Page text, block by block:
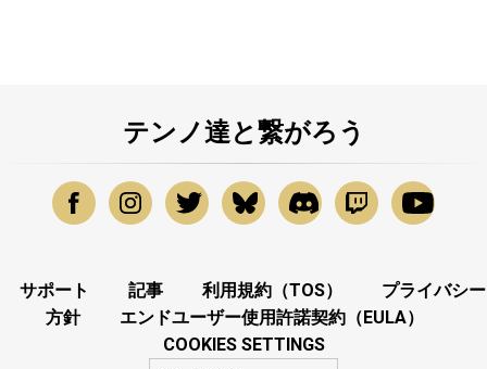
テンノ達と繋がろう
サポート 記事 利用規約（TOS）
プライバシー
方針
エンドユーザー使用許諾契約（EULA）
COOKIES SETTINGS